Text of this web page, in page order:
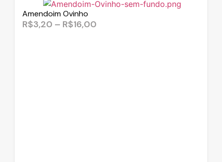
Amendoim Ovinho
R$3,20 – R$16,00